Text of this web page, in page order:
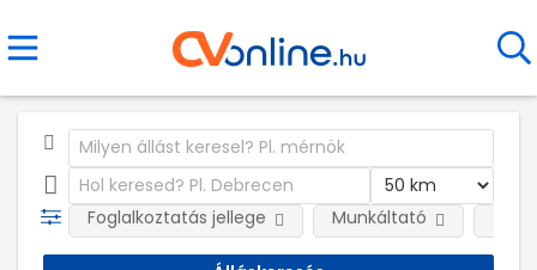
Foglalkoztatás jellege Munkáltató